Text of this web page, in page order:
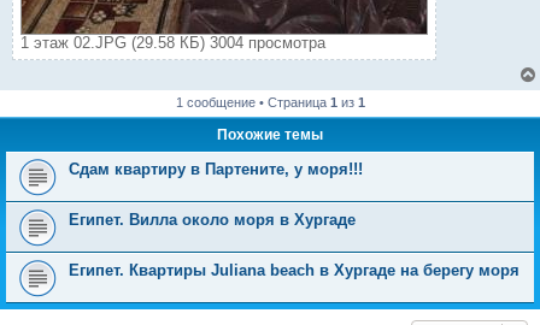
1 этаж 02.JPG (29.58 КБ) 3004 просмотра
1 сообщение • Страница 1 из 1
Похожие темы
Сдам квартиру в Партените, у моря!!!
Египет. Вилла около моря в Хургаде
Египет. Квартиры Juliana beach в Хургаде на берегу моря